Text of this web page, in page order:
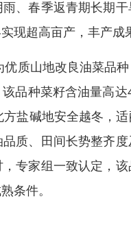
、春季返青期长期
现超高亩产，丰产成
优质山地改良油菜品
品种菜籽含油量高
盐碱地安全越冬，
质、田间长势整齐
专家组一致认定，
条件。